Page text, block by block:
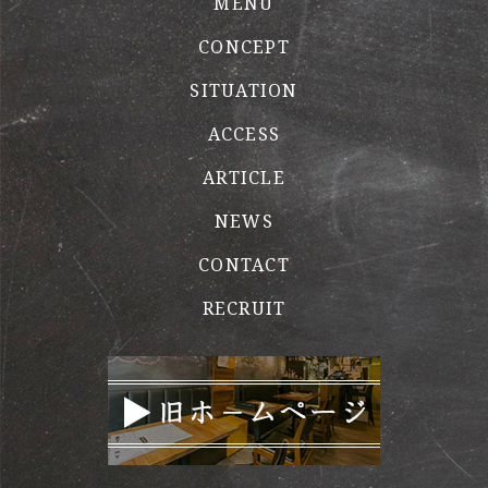
CONCEPT
SITUATION
ACCESS
ARTICLE
NEWS
CONTACT
RECRUIT